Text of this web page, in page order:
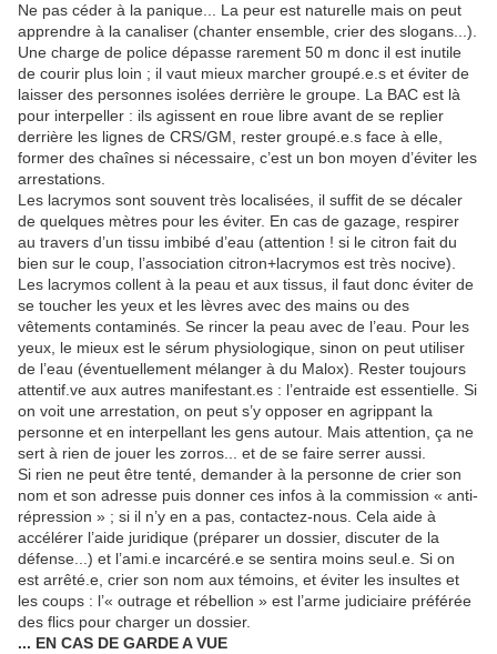
Ne pas céder à la panique... La peur est naturelle mais on peut
apprendre à la canaliser (chanter ensemble, crier des slogans...).
Une charge de police dépasse rarement 50 m donc il est inutile
de courir plus loin ; il vaut mieux marcher groupé.e.s et éviter de
laisser des personnes isolées derrière le groupe. La BAC est là
pour interpeller : ils agissent en roue libre avant de se replier
derrière les lignes de CRS/GM, rester groupé.e.s face à elle,
former des chaînes si nécessaire, c’est un bon moyen d’éviter les
arrestations.
Les lacrymos sont souvent très localisées, il suffit de se décaler
de quelques mètres pour les éviter. En cas de gazage, respirer
au travers d’un tissu imbibé d’eau (attention ! si le citron fait du
bien sur le coup, l’association citron+lacrymos est très nocive).
Les lacrymos collent à la peau et aux tissus, il faut donc éviter de
se toucher les yeux et les lèvres avec des mains ou des
vêtements contaminés. Se rincer la peau avec de l’eau. Pour les
yeux, le mieux est le sérum physiologique, sinon on peut utiliser
de l’eau (éventuellement mélanger à du Malox). Rester toujours
attentif.ve aux autres manifestant.es : l’entraide est essentielle. Si
on voit une arrestation, on peut s’y opposer en agrippant la
personne et en interpellant les gens autour. Mais attention, ça ne
sert à rien de jouer les zorros... et de se faire serrer aussi.
Si rien ne peut être tenté, demander à la personne de crier son
nom et son adresse puis donner ces infos à la commission « anti-
répression » ; si il n’y en a pas, contactez-nous. Cela aide à
accélérer l’aide juridique (préparer un dossier, discuter de la
défense...) et l’ami.e incarcéré.e se sentira moins seul.e. Si on
est arrêté.e, crier son nom aux témoins, et éviter les insultes et
les coups : l’« outrage et rébellion » est l’arme judiciaire préférée
des flics pour charger un dossier.
... EN CAS DE GARDE A VUE